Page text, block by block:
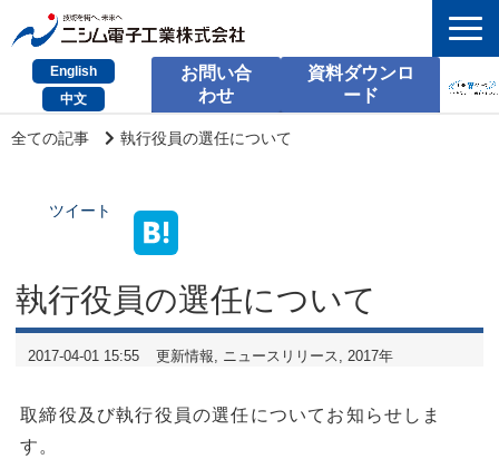
English
中文
お問い合
わせ
資料ダウンロ
ード
HOME
課題別のご相談
会社情報
全ての記事 執行役員の選任について
ツイート
執行役員の選任について
2017-04-01 15:55 更新情報 ニュースリリース 2017年
取締役及び執行役員の選任についてお知らせしま
す。